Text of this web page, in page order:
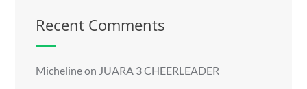
Recent Comments
Michelineon JUARA 3 CHEERLEADER